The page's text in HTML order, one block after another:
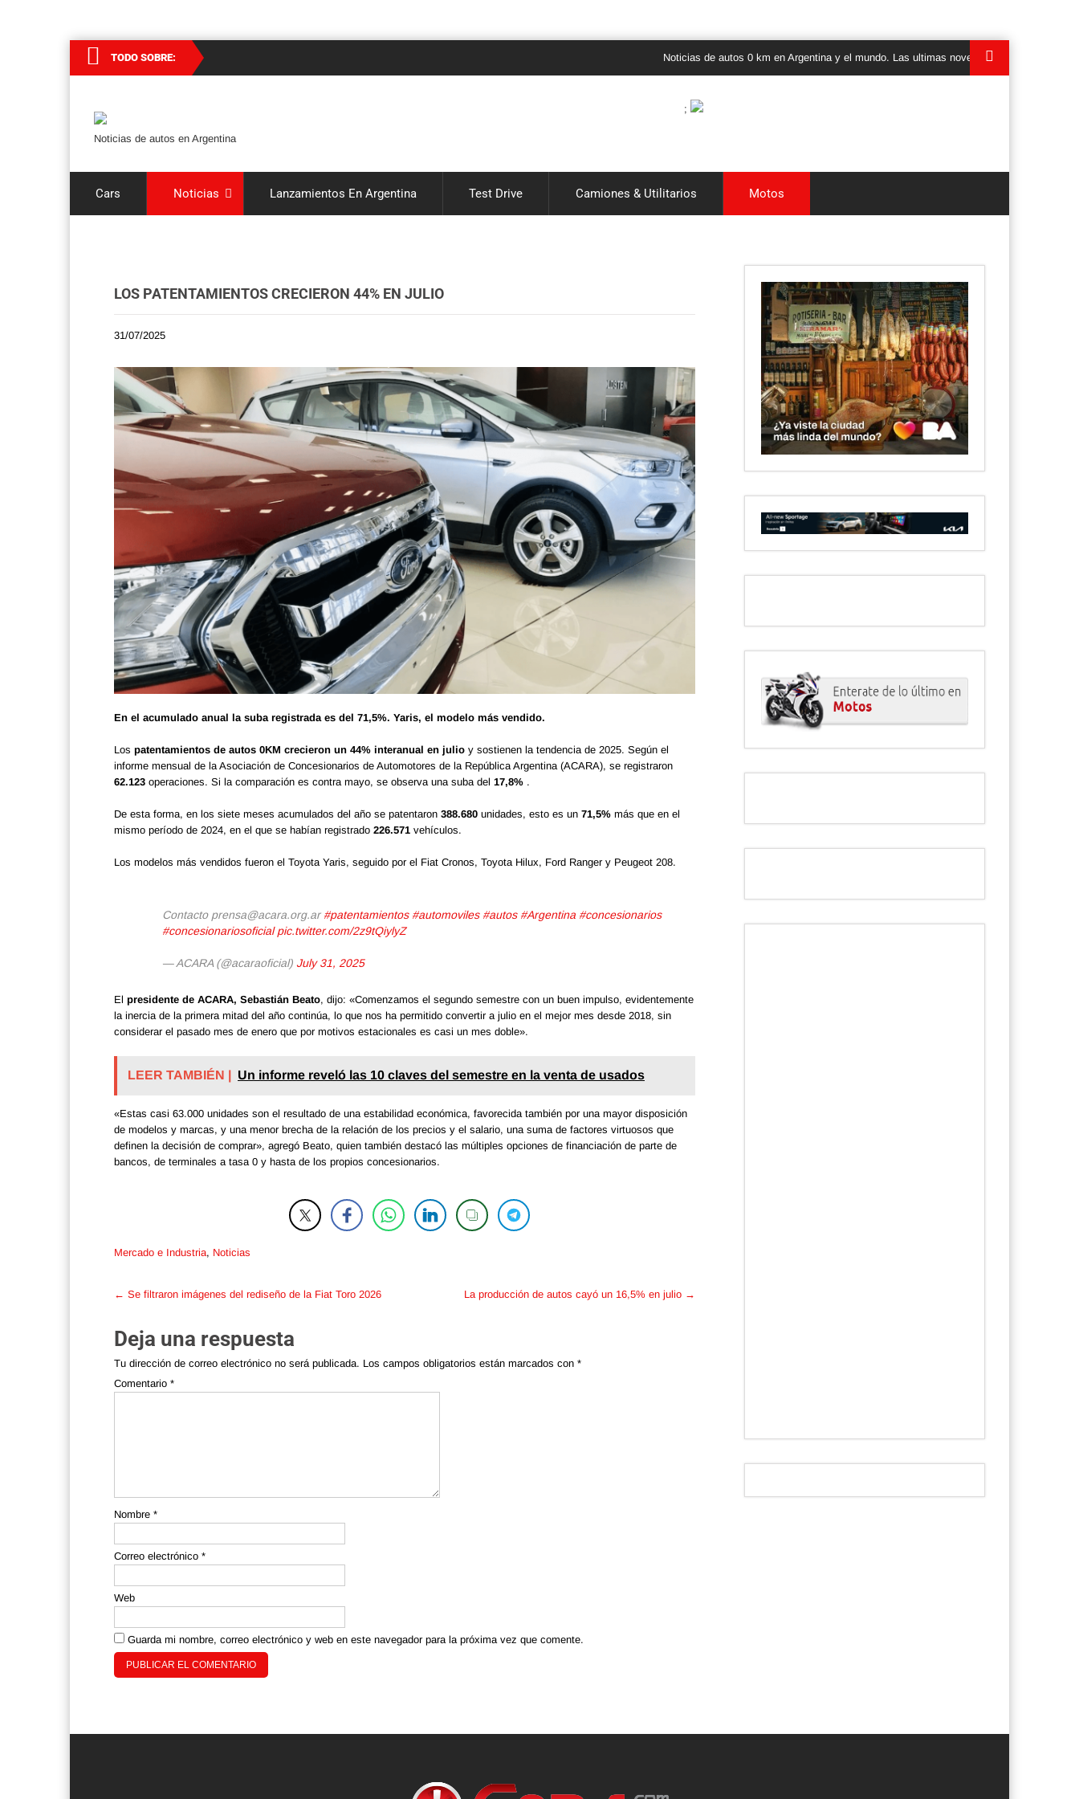
TODO SOBRE: Noticias de autos 0 km en Argentina y el mundo. Las ultimas novedades, lanzamientos y test
Noticias de autos en Argentina
;
Cars Noticias Lanzamientos En Argentina Test Drive Camiones & Utilitarios Motos
LOS PATENTAMIENTOS CRECIERON 44% EN JULIO
31/07/2025
En el acumulado anual la suba registrada es del 71,5%. Yaris, el modelo más vendido.
Los patentamientos de autos 0KM crecieron un 44% interanual en julio y sostienen la tendencia de 2025. Según el
informe mensual de la Asociación de Concesionarios de Automotores de la República Argentina (ACARA), se registraron
62.123 operaciones. Si la comparación es contra mayo, se observa una suba del 17,8% .
De esta forma, en los siete meses acumulados del año se patentaron 388.680 unidades, esto es un 71,5% más que en el
mismo período de 2024, en el que se habían registrado 226.571 vehículos.
Los modelos más vendidos fueron el Toyota Yaris, seguido por el Fiat Cronos, Toyota Hilux, Ford Ranger y Peugeot 208.
Contacto prensa@acara.org.ar #patentamientos #automoviles #autos #Argentina #concesionarios
#concesionariosoficial pic.twitter.com/2z9tQiylyZ
— ACARA (@acaraoficial) July 31, 2025
El presidente de ACARA, Sebastián Beato, dijo: «Comenzamos el segundo semestre con un buen impulso, evidentemente
la inercia de la primera mitad del año continúa, lo que nos ha permitido convertir a julio en el mejor mes desde 2018, sin
considerar el pasado mes de enero que por motivos estacionales es casi un mes doble».
LEER TAMBIÉN | Un informe reveló las 10 claves del semestre en la venta de usados
«Estas casi 63.000 unidades son el resultado de una estabilidad económica, favorecida también por una mayor disposición
de modelos y marcas, y una menor brecha de la relación de los precios y el salario, una suma de factores virtuosos que
definen la decisión de comprar», agregó Beato, quien también destacó las múltiples opciones de financiación de parte de
bancos, de terminales a tasa 0 y hasta de los propios concesionarios.
Mercado e Industria, Noticias
Post
← Se filtraron imágenes del rediseño de la Fiat Toro 2026 La producción de autos cayó un 16,5% en julio →
Deja una respuesta
Tu dirección de correo electrónico no será publicada. Los campos obligatorios están marcados con *
Comentario *
Nombre *
Correo electrónico *
Web
Guarda mi nombre, correo electrónico y web en este navegador para la próxima vez que comente.